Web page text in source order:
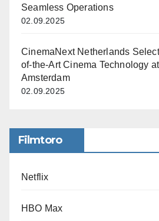
Seamless Operations
02.09.2025
CinemaNext Netherlands
of-the-Art Cinema Technology
Amsterdam
02.09.2025
Filmtoro
Netflix
HBO Max